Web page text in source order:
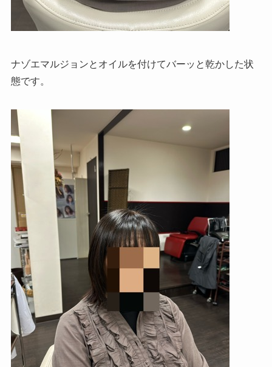
ナゾエマルジョンとオイルを付けてバーッと乾かした状
態です。